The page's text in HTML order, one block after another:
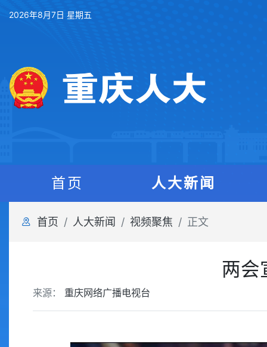
2026年8月7日 星期五
首页 人大新闻
首页 人大新闻 视频聚焦 正文
两会
来源： 重庆网络广播电视台